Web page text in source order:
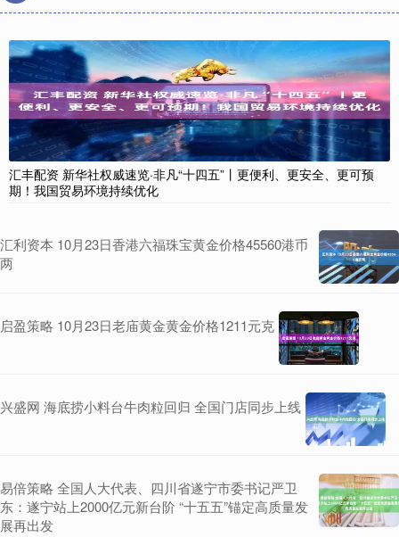
汇丰配资 新华社权威速览·非凡“十四五”丨更便利、更安全、更可预
期！我国贸易环境持续优化
汇利资本 10月23日香港六福珠宝黄金价格45560港币
两
启盈策略 10月23日老庙黄金黄金价格1211元克
兴盛网 海底捞小料台牛肉粒回归 全国门店同步上线
易倍策略 全国人大代表、四川省遂宁市委书记严卫
东：遂宁站上2000亿元新台阶 “十五五”锚定高质量发
展再出发